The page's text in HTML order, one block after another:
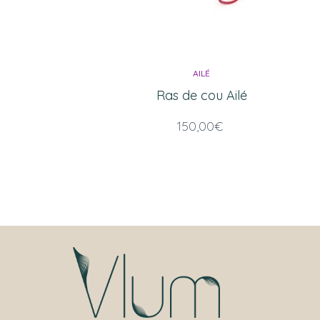
AILÉ
Ras de cou Ailé
150,00€